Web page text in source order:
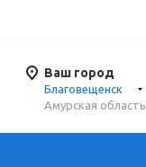
Ваш город
Благовещенск
Амурская область